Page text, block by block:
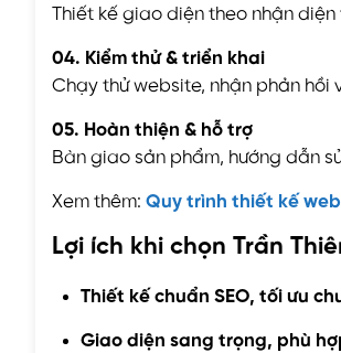
Thiết kế giao diện theo nhận
04. Kiểm thử & triển khai
Chạy thử website, nhận phản hồi
05. Hoàn thiện & hỗ trợ
Bàn giao sản phẩm, hướng dẫn
Xem thêm: Quy trình thiết kế
Lợi ích khi chọn Trần
Thiết kế chuẩn SEO, tối ưu
Giao diện sang trọng, phù